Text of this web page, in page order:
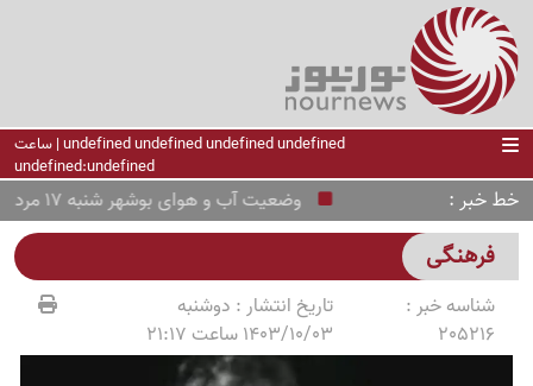
undefined undefined undefined undefined | ساعت
undefined:undefined
خط خبر وضعیت آب و هوای بوشهر شنبه 17 مرداد ؛ هشدار زرد هواشناسی
فرهنگی
شناسه خبر :
205216
تاریخ انتشار : دوشنبه
1403/10/03 ساعت 21:17